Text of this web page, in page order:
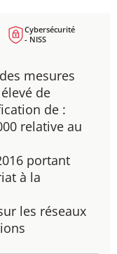
mesures
de
de :
relative au
portant
à la
les réseaux
Cybersécurité
- NISS